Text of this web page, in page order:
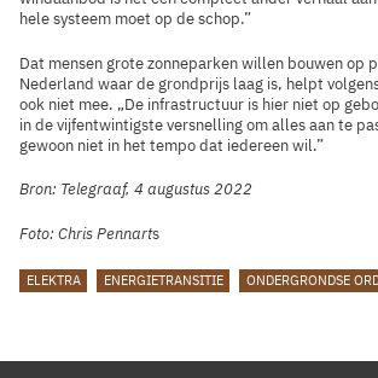
hele systeem moet op de schop.”
Dat mensen grote zonneparken willen bouwen op
Nederland waar de grondprijs laag is, helpt
ook niet mee. „De infrastructuur is hier niet op
in de vijfentwintigste versnelling om alles aan te
gewoon niet in het tempo dat iedereen wil.”
Bron: Telegraaf, 4 augustus 2022
Foto: Chris Pennarts
TAGS
ELEKTRA ENERGIETRANSITIE ONDERGRONDSE